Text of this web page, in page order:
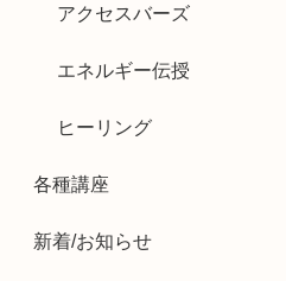
アクセスバーズ
エネルギー伝授
ヒーリング
各種講座
新着/お知らせ